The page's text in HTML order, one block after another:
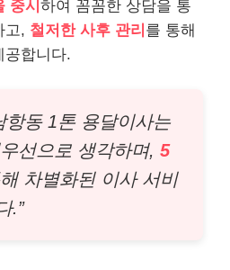
중시 하여 꼼꼼한 상담을 통
고, 철저한 사후 관리 를 통해
공합니다.
항동 1톤 용달이사는
선으로 생각하며, 5
차별화된 이사 서비
.”